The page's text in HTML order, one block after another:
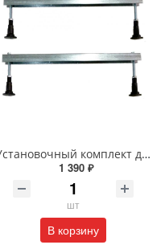
Установочный комплект для прямоугольных ванн шириной 70-75см (шпилька 160мм)
1 390 ₽
шт
В корзину